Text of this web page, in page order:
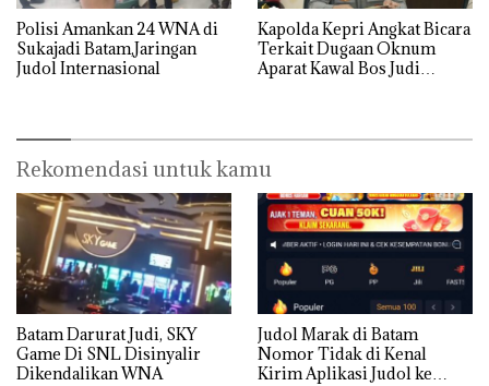
Polisi Amankan 24 WNA di
Sukajadi Batam,Jaringan
Judol Internasional
‎Kapolda Kepri Angkat Bicara
Terkait Dugaan Oknum
Aparat Kawal Bos Judi
Rekomendasi untuk kamu
Batam Darurat Judi, SKY
Game Di SNL Disinyalir
Dikendalikan WNA
Judol Marak di Batam
Nomor Tidak di Kenal
Kirim Aplikasi Judol ke